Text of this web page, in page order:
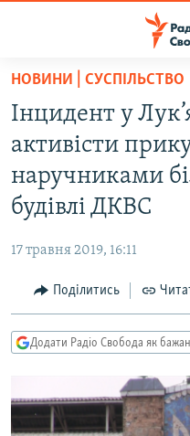
Перейти
основного
матеріалу
до
основної
Перейти
пошуку
РАДІО СВОБОДА – 70
ВСЕ ЗА ДОБУ
ПОЛІТИКА
СУСПІЛЬСТВО
КУЛЬТУРА
СПОРТ
ВІЙНА
ДОНБАС.РЕАЛІЇ
КРИМ.РЕАЛІЇ
ТИ ЯК?
КИТАЙ.ВИКЛИКИ
МУЛЬТИМЕДІА
НОВИНИ | СУСПІЛЬСТВО
Інцидент у
активісти
наручниками
будівлі ДКВС
17 травня 2019, 16:11
Поділитись
Додати Радіо Свобода як